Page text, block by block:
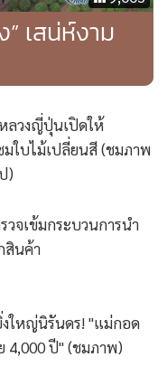
เสน่ห์งาม
ลวงญี่ปุ่นเปิดให้
ใบไม้เปลี่ยนสี (ชมภาพ
)
วจเข้มกระบวนการนำ
สินค้า
ใหญ่นิรันดร! "แม่กอด
4,000 ปี" (ชมภาพ)